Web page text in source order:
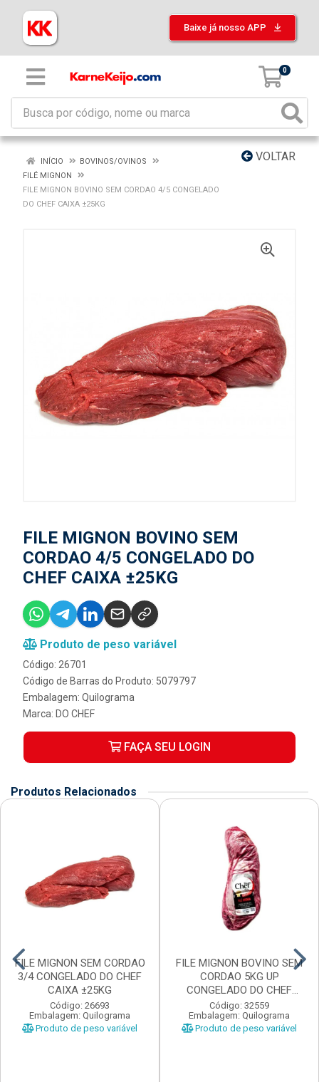
Baixe já nosso APP
0
VOLTAR
INÍCIO
BOVINOS/OVINOS
FILÉ MIGNON
FILE MIGNON BOVINO SEM CORDAO 4/5 CONGELADO
DO CHEF CAIXA ±25KG
FILE MIGNON BOVINO SEM
CORDAO 4/5 CONGELADO DO
CHEF CAIXA ±25KG
Produto de peso variável
Código: 26701
Código de Barras do Produto: 5079797
Embalagem: Quilograma
Marca: DO CHEF
FAÇA SEU LOGIN
Produtos Relacionados
FILE MIGNON SEM CORDAO
3/4 CONGELADO DO CHEF
CAIXA ±25KG
Código: 26693
Embalagem: Quilograma
Produto de peso variável
FILE MIGNON BOVINO SEM
CORDAO 5KG UP
CONGELADO DO CHEF
CAIX...
Código: 32559
Embalagem: Quilograma
Produto de peso variável